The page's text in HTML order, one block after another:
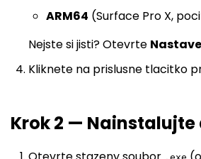
ARM64 (Surface Pro X,
Nejste si jisti? Otevrte
Kliknete na prislusne tlacitko
Krok 2 —